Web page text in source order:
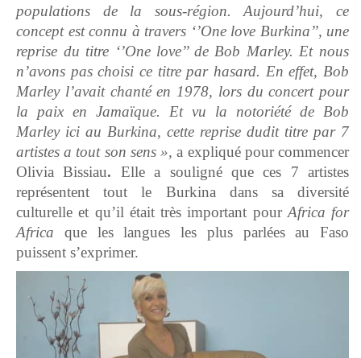
populations de la sous-région. Aujourd’hui, ce
concept est connu à travers ‘’One love Burkina’’, une
reprise du titre ‘’One love’’ de Bob Marley. Et nous
n’avons pas choisi ce titre par hasard. En effet, Bob
Marley l’avait chanté en 1978, lors du concert pour
la paix en Jamaïque. Et vu la notoriété de Bob
Marley ici au Burkina, cette reprise dudit titre par 7
artistes a tout son sens »,a expliqué pour commencer
Olivia Bissiau. Elle a souligné que ces 7 artistes
représentent tout le Burkina dans sa diversité
culturelle et qu’il était très important pour Africa for
Africa que les langues les plus parlées au Faso
puissent s’exprimer.